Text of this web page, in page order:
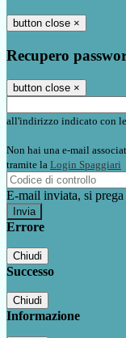
button close ×
Recupero
button close ×
all'indirizzo indicato con
Non hai una e-mail
tramite la Login Spaggiari
E-mail inviata, si
Errore
Chiudi
Successo
Chiudi
Informazione